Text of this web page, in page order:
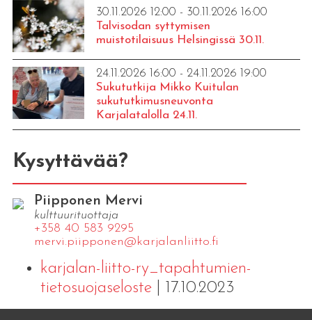
30.11.2026 12:00 - 30.11.2026 16:00
Talvisodan syttymisen
muistotilaisuus Helsingissä 30.11.
24.11.2026 16:00 - 24.11.2026 19:00
Sukututkija Mikko Kuitulan
sukututkimusneuvonta
Karjalatalolla 24.11.
Kysyttävää?
Piipponen Mervi
kulttuurituottaja
+358 40 583 9295
mervi.​piipponen@​kar​jala​nlii​tto.​fi
karjalan-liitto-ry_tapahtumien-
tietosuojaseloste| 17.10.2023